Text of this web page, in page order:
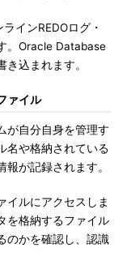
インREDOログ・
。Oracle Database
込まれます。
ァイル
が自分自身を管理す
名や格納されている
が記録されます。
ルにアクセスしま
を格納するファイル
のかを確認し、認識